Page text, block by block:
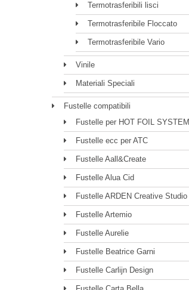
Termotrasferibili lisci
Termotrasferibile Floccato
Termotrasferibile Vario
Vinile
Materiali Speciali
Fustelle compatibili
Fustelle per HOT FOIL SYSTEM
Fustelle ecc per ATC
Fustelle Aall&Create
Fustelle Alua Cid
Fustelle ARDEN Creative Studio
Fustelle Artemio
Fustelle Aurelie
Fustelle Beatrice Garni
Fustelle Carlijn Design